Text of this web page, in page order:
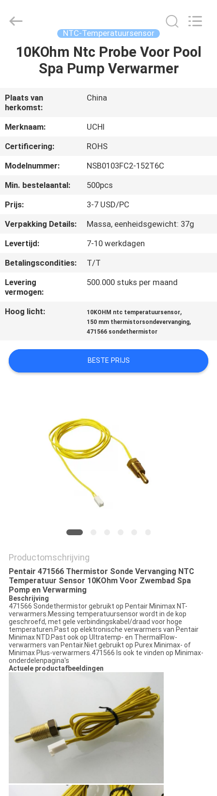
HUIS
VR
TOON
ONGEVEER
ONS
FABRIEKSREIS
KWALITEITSCONTROLE
CONTACTEER
ONS
NIEUWS
VERZOEK
OM EEN
PRIVACY
Co.,Ltd.
NTC-Temperatuursensor
10KOhm Ntc Probe Voor Pool
Spa Pump Verwarmer
Plaats van
herkomst:
China
Merknaam:
UCHI
Certificering:
ROHS
Modelnummer:
NSB0103FC2-152T6C
Min. bestelaantal:
500pcs
Prijs:
3-7 USD/PC
Verpakking Details:
Massa, eenheidsgewicht: 37g
Levertijd:
7-10 werkdagen
Betalingscondities:
T/T
Levering
vermogen:
500.000 stuks per maand
Hoog licht: 10KOHM ntc temperatuursensor,
150 mm thermistorsondevervanging,
471566 sondethermistor
BESTE PRIJS
Productomschrijving
Pentair 471566 Thermistor Sonde Vervanging NTC
Temperatuur Sensor 10KOhm Voor Zwembad Spa
Pomp en Verwarming
Beschrijving
471566 Sondethermistor gebruikt op Pentair Minimax NT-
verwarmers.Messing temperatuursensor wordt in de kop
geschroefd, met gele verbindingskabel/draad voor hoge
temperaturen.Past op elektronische verwarmers van Pentair
Minimax NTD.Past ook op Ultratemp- en ThermalFlow-
verwarmers van Pentair.Niet gebruikt op Purex Minimax- of
Minimax Plus-verwarmers.471566 Is ook te vinden op Minimax-
onderdelenpagina's
Actuele productafbeeldingen